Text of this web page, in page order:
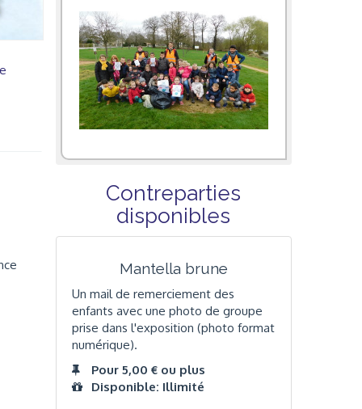
Contreparties
disponibles
Mantella brune
Un mail de remerciement des
enfants avec une photo de groupe
prise dans l'exposition (photo format
numérique).
Pour 5,00 € ou plus
Disponible: Illimité